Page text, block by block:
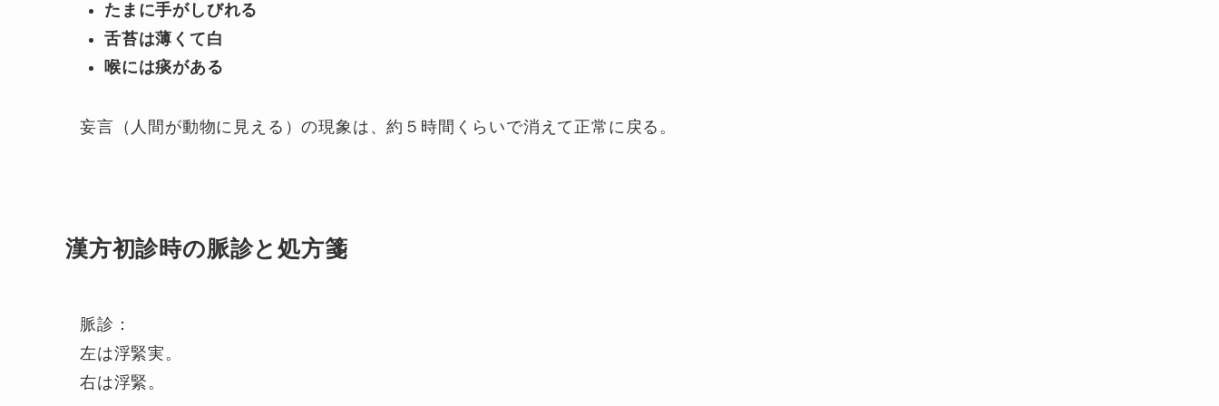
たまに手がしびれる
舌苔は薄くて白
喉には痰がある
妄言（人間が動物に見える）の現象は、約５時間くらいで消えて正常に戻る。
漢方初診時の脈診と処方箋
脈診：
左は浮緊実。
右は浮緊。